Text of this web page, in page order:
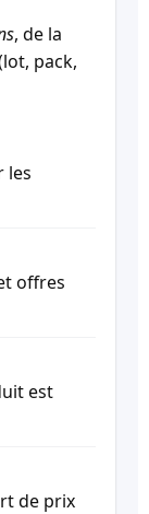
, de la
pack,
les
offres
est
de prix